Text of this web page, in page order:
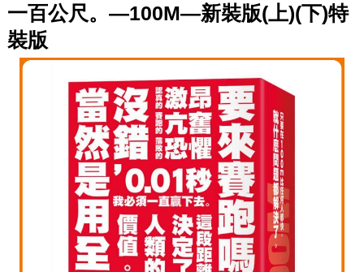
一百公尺。—100M—新裝版(上)(下)特
裝版